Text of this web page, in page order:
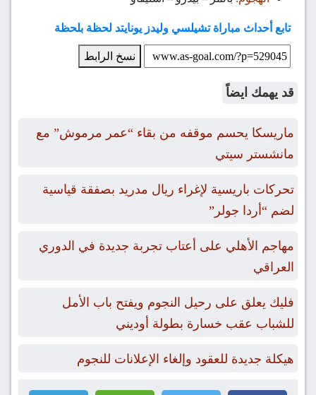
تابع أحداث مباراة تشيلسي وليدز يونايتد لحظة بلحظة
نسخ الرابط
قد يهمك ايضاً
ماريسكا يحسم موقفه من بقاء “عمر مرموش” مع
مانشستر سيتي
تحركات باريسية لإغراء ريال مدريد بصفقة قياسية
لضم “أردا جولر”
مهاجم الأهلي على أعتاب تجربة جديدة في الدوري
العراقي
فليك يعلق على رحيل النجوم ويفتح باب الأمل
للشباب عقب خسارة بطولة أوديني
هيكلة جديدة للعقود وإلغاء الإعلانات للنجوم